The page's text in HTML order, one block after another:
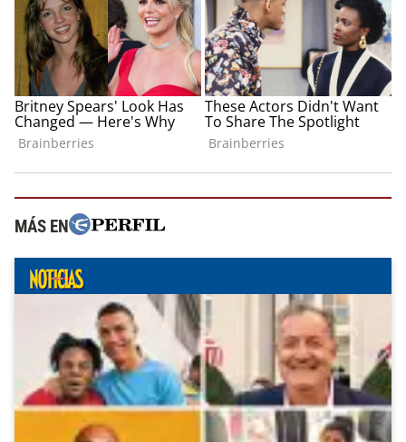
MÁS EN